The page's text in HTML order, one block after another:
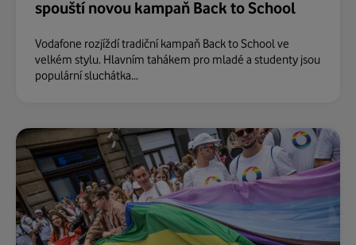
spouští novou kampaň Back to School
Vodafone rozjíždí tradiční kampaň Back to School ve
velkém stylu. Hlavním tahákem pro mladé a studenty jsou
populární sluchátka...